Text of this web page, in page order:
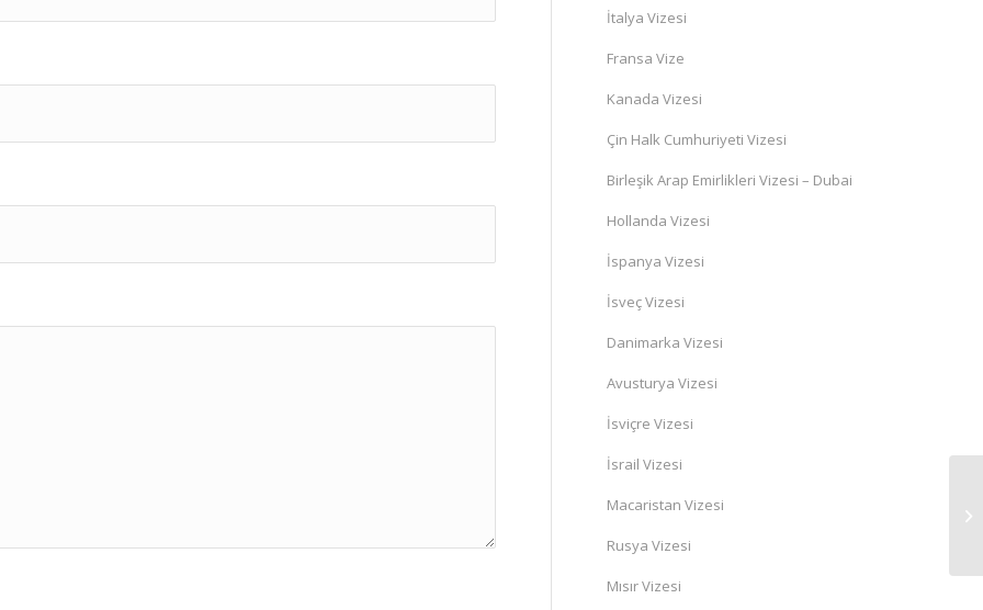
İtalya Vizesi
Fransa Vize
Kanada Vizesi
Çin Halk Cumhuriyeti Vizesi
Birleşik Arap Emirlikleri Vizesi – Dubai
Hollanda Vizesi
İspanya Vizesi
İsveç Vizesi
Danimarka Vizesi
Avusturya Vizesi
İsviçre Vizesi
İsrail Vizesi
Macaristan Vizesi
Rusya Vizesi
Mısır Vizesi